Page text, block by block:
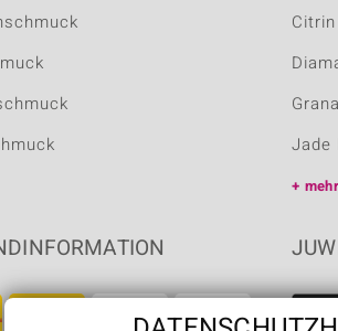
Jade
mehr